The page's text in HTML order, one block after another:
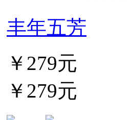
丰年五芳
￥279元
￥279元